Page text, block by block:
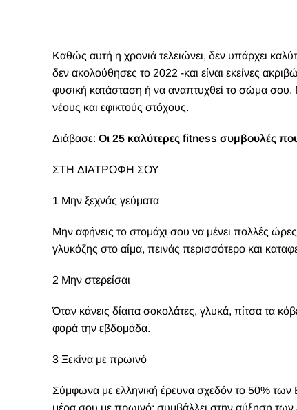
Καθώς αυτή η χρονιά τελειώνει, δεν υπάρχει
δεν ακολούθησες το 2022 -και είναι εκείνες
φυσική κατάσταση ή να αναπτυχθεί το σώμα σου.
νέους και εφικτούς στόχους.
Διάβασε: Οι 25 καλύτερες fitness συμβουλές που
ΣΤΗ ΔΙΑΤΡΟΦΗ ΣΟΥ
1 Μην ξεχνάς γεύματα
Μην αφήνεις το στομάχι σου να μένει πολλές
γλυκόζης στο αίμα, πεινάς περισσότερο και
2 Μην στερείσαι
Όταν κάνεις δίαιτα σοκολάτες, γλυκά, πίτσα τα
φορά την εβδομάδα.
3 Ξεκίνα με πρωινό
Σύμφωνα με ελληνική έρευνα σχεδόν το 50% των
μέρα σου με πρωινό: συμβάλλει στην αύξηση